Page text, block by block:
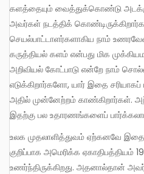
களத்தையும் வைத்துக்கொண்டு
அவர்கள் நடத்திக்
செயல்பாட்டாளர்களாகிய நாம்
கருத்தியல் களம் என்பது மிக
அறிவியல் கோட்பாடு என்றே நாம்
எடுக்கிறார்களோ, யார் இதை
அதில் முன்னேற்றம் காண்கிறார்கள்.
இதற்கு பல உதாரணங்களைப்
உலக முதலாளித்துவம் ஏற்கனவே இதை உணர்ந்து கொண்டிருக்கிறது.
குறிப்பாக அமெரிக்க ஏகாதிபத்தியம்
உணர்ந்திருக்கிறது. அதனால்தான்